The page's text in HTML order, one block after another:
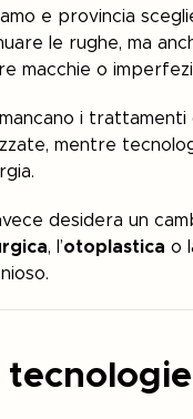
e provincia
le rughe, ma
macchie o
i
mentre
desidera un
, l’otoplastica o